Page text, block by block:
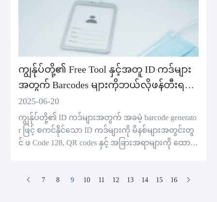
ကျွန်ုပ်တို့၏ Free Tool နှင့်အတူ ID ကဒ်များ
အတွက် Barcodes များကိုဘယ်လိုဖန်တီးရ
မည်
2025-06-20
ကျွန်ုပ်တို့၏ ID ကဒ်များအတွက် အခမဲ့ barcode generato
r ဖြင့် စကင်နိုင်သော ID ကဒ်များကို မိနစ်များအတွင်းတွ
င် ဖ Code 128, QR codes နှင့် အခြားအရာများကို ထော
7 8 9 10 11 12 13 14 15 16